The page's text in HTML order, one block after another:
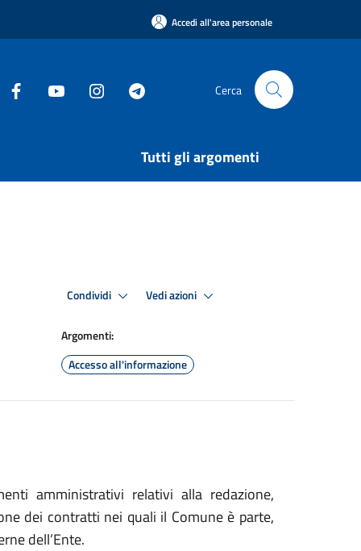
Accedi all'area personale
Cerca
Tutti gli argomenti
Condividi Vedi azioni
Argomenti:
Accesso all'informazione
amministrativi relativi alla redazione,
dei contratti nei quali il Comune è parte,
dell’Ente.